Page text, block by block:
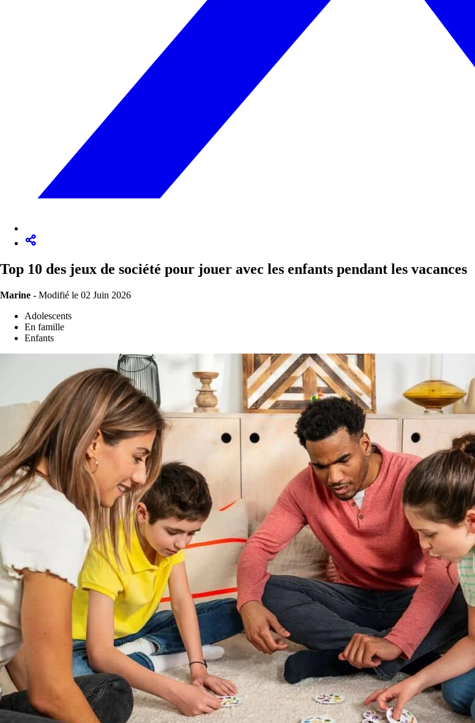
Top 10 des jeux de société pour jouer avec les enfants pendant les vacances
Marine - Modifié le 02 Juin 2026
Adolescents
En famille
Enfants